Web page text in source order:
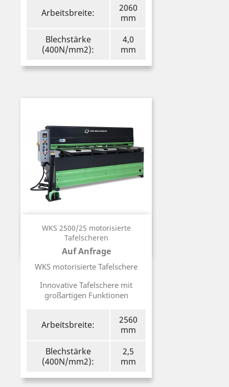
Arbeitsbreite:
2060
mm
Blechstärke
(400N/mm2):
4,0
mm
WKS 2500/25 motorisierte
Tafelscheren
Auf Anfrage
WKS motorisierte Tafelschere
Innovative Tafelschere mit
großartigen Funktionen
Arbeitsbreite:
2560
mm
Blechstärke
(400N/mm2):
2,5
mm